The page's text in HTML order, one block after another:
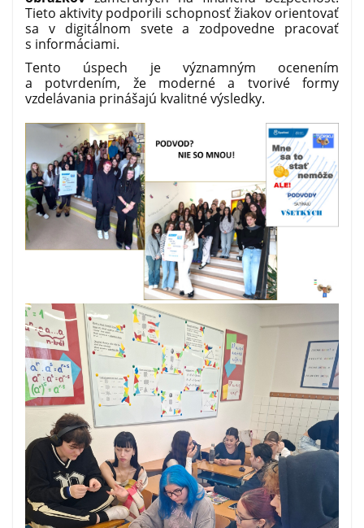
Tieto aktivity podporili schopnosť žiakov orientovať
sa v digitálnom svete a zodpovedne pracovať
s informáciami.
Tento úspech je významným ocenením
a potvrdením, že moderné a tvorivé formy
vzdelávania prinášajú kvalitné výsledky.